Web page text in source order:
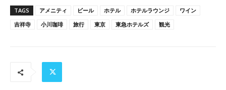
TAGS アメニティ ビール ホテル ホテルラウンジ
ワイン
吉祥寺
小川珈琲 旅行 東京 東急ホテルズ 観光